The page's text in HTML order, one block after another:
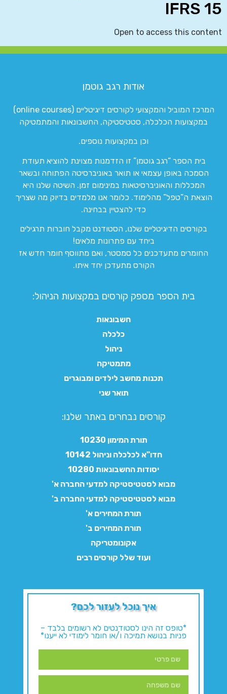
IFRS 15
Open to access this content
אודות רגב גוטמן
המרכז המוביל והמקצועי לקורסים דיגיטליים (online courses)
במקצועות הכלכלה, סטטיסטיקה, החשבונאות והמתמטיקה
וכן במקצועות נוספים.
בית הספר “רגב גוטמן” זו הזדמנות מצוינת להוציא תעודת
הסמכה באופן עצמאי או תואר באוניברסיטה הפתוחה ובשאר
המכללות והאוניברסיטאות במינימום זמן. השיטה שלנו היא
הוצאת ה”טפל” מהלימוד. כלומר אנו מלמדים בדיוק מה שצריך
כדי להצטיין בבחינה.
בקורסים הדיגיטליים שלנו, הסטודנט מקבל חוברות תרגילים
ביחד עם פתרונות מלאים!
החומרים מתעדכנים כל סמסטר, ואם מתווסף חומר חדש אז
הקורס מתעדכן יחד איתו.
בית הספר מספק קורסים במקצועות הניהול:
חשבונאות
כלכלה
ניהול
מתמטיקה
תכנות מחשב לילדים ומבוגרים
תואר שני
קורסים נבחרים באתר שלנו:​
תורת המימון 10230
חדו"א לכלכלה וניהול 10142
יסודות החשבונאות 10280
מבוא לסטטיסטיקה למדעי החברה א'
מבוא לסטטיסטיקה למדעי החברה ב'
תורת המחירים א'
תורת המחירים ב'
אקונומטריקה
ועוד שלל קורסים רבים
איך נוכל לעזור לכם?
*טופס זה הינו לסטודנטים לא רשומים בלבד –
פניות בנושא תמיכה ו/או חומר לימודי לא ייענו*